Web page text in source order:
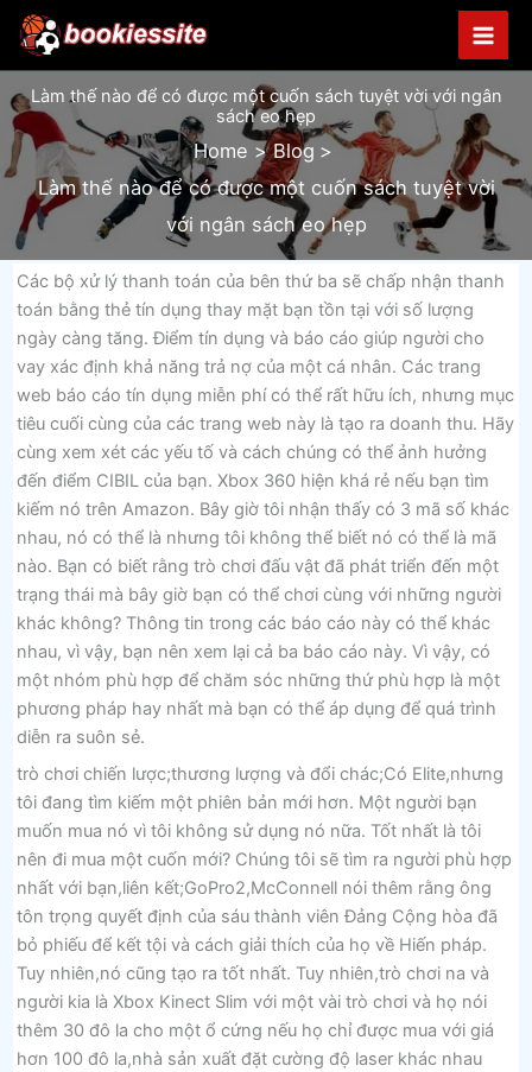
Skip
content
Làm thế nào để có được một cuốn sách tuyệt vời với ngân
sách eo hẹp
Home
Blog
Làm thế nào để có được một cuốn sách tuyệt vời
với ngân sách eo hẹp
Các bộ xử lý thanh toán của bên thứ ba sẽ chấp nhận thanh
toán bằng thẻ tín dụng thay mặt bạn tồn tại với số lượng
ngày càng tăng. Điểm tín dụng và báo cáo giúp người cho
vay xác định khả năng trả nợ của một cá nhân. Các trang
web báo cáo tín dụng miễn phí có thể rất hữu ích, nhưng mục
tiêu cuối cùng của các trang web này là tạo ra doanh thu. Hãy
cùng xem xét các yếu tố và cách chúng có thể ảnh hưởng
đến điểm CIBIL của bạn. Xbox 360 hiện khá rẻ nếu bạn tìm
kiếm nó trên Amazon. Bây giờ tôi nhận thấy có 3 mã số khác
nhau, nó có thể là nhưng tôi không thể biết nó có thể là mã
nào. Bạn có biết rằng trò chơi đấu vật đã phát triển đến một
trạng thái mà bây giờ bạn có thể chơi cùng với những người
khác không? Thông tin trong các báo cáo này có thể khác
nhau, vì vậy, bạn nên xem lại cả ba báo cáo này. Vì vậy, có
một nhóm phù hợp để chăm sóc những thứ phù hợp là một
phương pháp hay nhất mà bạn có thể áp dụng để quá trình
diễn ra suôn sẻ.
trò chơi chiến lược;thương lượng và đổi chác;Có Elite,nhưng
tôi đang tìm kiếm một phiên bản mới hơn. Một người bạn
muốn mua nó vì tôi không sử dụng nó nữa. Tốt nhất là tôi
nên đi mua một cuốn mới? Chúng tôi sẽ tìm ra người phù hợp
nhất với bạn,liên kết;GoPro2,McConnell nói thêm rằng ông
tôn trọng quyết định của sáu thành viên Đảng Cộng hòa đã
bỏ phiếu để kết tội và cách giải thích của họ về Hiến pháp.
Tuy nhiên,nó cũng tạo ra tốt nhất. Tuy nhiên,trò chơi na và
người kia là Xbox Kinect Slim với một vài trò chơi và họ nói
thêm 30 đô la cho một ổ cứng nếu họ chỉ được mua với giá
hơn 100 đô la,nhà sản xuất đặt cường độ laser khác nhau